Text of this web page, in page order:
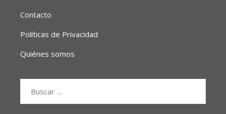
Contacto
Políticas de Privacidad
Quiénes somos